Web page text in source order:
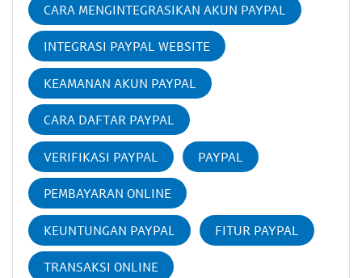
CARA MENGINTEGRASIKAN AKUN PAYPAL
INTEGRASI PAYPAL WEBSITE
KEAMANAN AKUN PAYPAL
CARA DAFTAR PAYPAL
VERIFIKASI PAYPAL PAYPAL
PEMBAYARAN ONLINE
KEUNTUNGAN PAYPAL FITUR PAYPAL
TRANSAKSI ONLINE